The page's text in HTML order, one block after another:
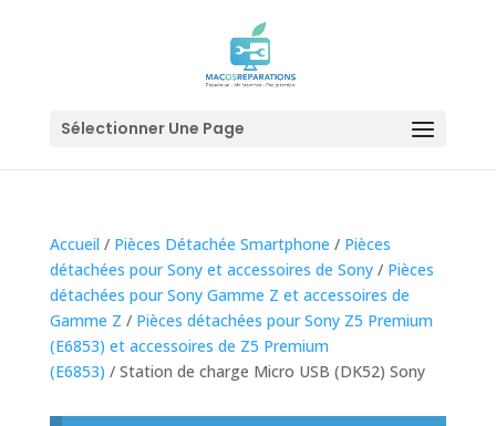
Sélectionner Une Page
Accueil / Pièces Détachée Smartphone / Pièces
détachées pour Sony et accessoires de Sony/ Pièces
détachées pour Sony Gamme Z et accessoires de
Gamme Z / Pièces détachées pour Sony Z5 Premium
(E6853) et accessoires de Z5 Premium
(E6853) / Station de charge Micro USB (DK52) Sony